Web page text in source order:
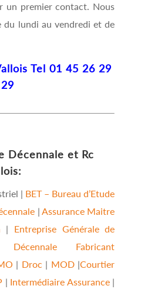
un premier contact. Nous
du lundi au vendredi et de
Tel 01 45 26 29
29
Décennale et Rc
:
| BET – Bureau d’Etude
| Assurance Maitre
| Entreprise Générale de
Décennale Fabricant
| Droc | MOD|Courtier
| Intermédiaire Assurance|